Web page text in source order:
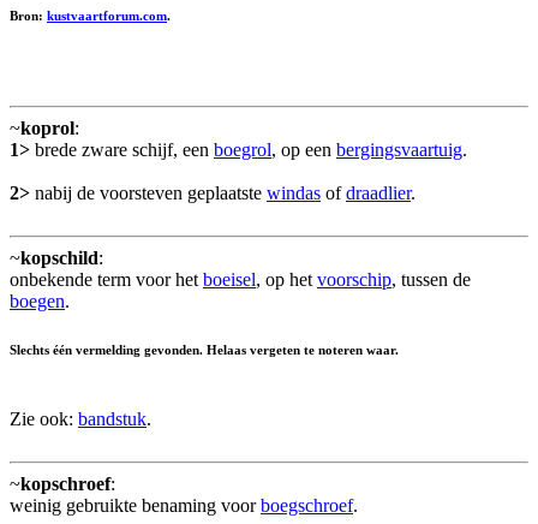
Bron: kustvaartforum.com.
~koprol:
1> brede zware schijf, een boegrol, op een bergingsvaartuig.
2> nabij de voorsteven geplaatste windas ofdraadlier.
~kopschild:
onbekende term voor het boeisel, op het voorschip, tussen de
boegen.
Slechts één vermelding gevonden. Helaas vergeten te noteren waar.
Zie ook: bandstuk.
~kopschroef:
weinig gebruikte benaming voorboegschroef.